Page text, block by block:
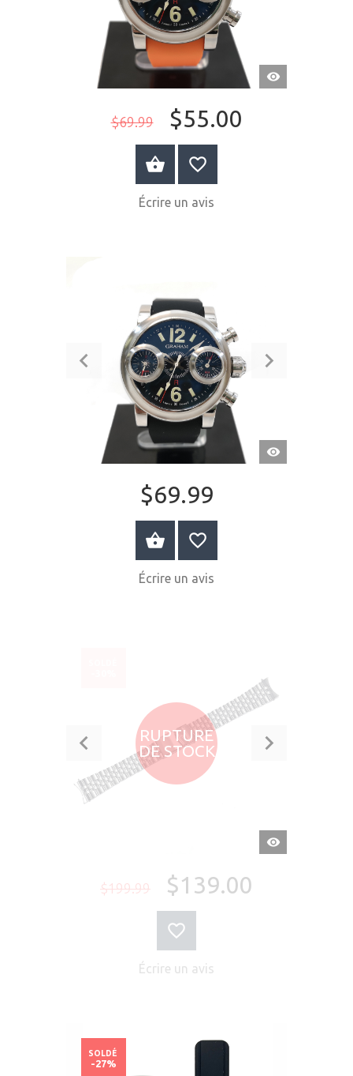
APERÇU
RAPIDE
$69.99 $55.00
ACHETER MAINTENANT
Écrire un avis
APERÇU
RAPIDE
$69.99
ACHETER MAINTENANT
Écrire un avis
RUPTURE
DE STOCK
APERÇU
RAPIDE
$199.99 $139.00
Écrire un avis
SOLDÉ
-27%